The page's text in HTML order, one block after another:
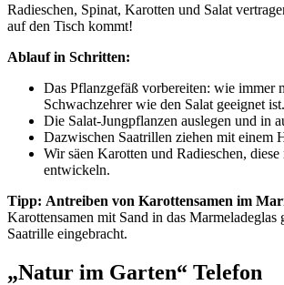
Radieschen, Spinat, Karotten und Salat
auf den Tisch kommt!
Ablauf in Schritten:
Das Pflanzgefäß vorbereiten: wie immer
Schwachzehrer wie den Salat geeignet ist.
Die Salat-Jungpflanzen auslegen und in
Dazwischen Saatrillen ziehen mit einem
Wir säen Karotten und Radieschen,
entwickeln.
Tipp: Antreiben von Karottensamen im
Karottensamen mit Sand in das
Saatrille eingebracht.
„Natur im Garten“ Telefon